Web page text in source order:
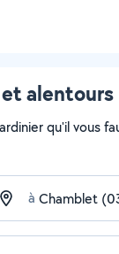
alentours
qu'il vous
à